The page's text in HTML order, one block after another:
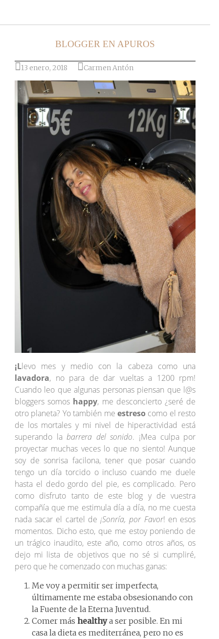
BLOGGER EN APUROS
13 enero, 2018 Carmen Antón
¡Llevo mes y medio con la cabeza como una
lavadora, no para de dar vueltas a 1200 rpm!
Cuando leo que algunas personas piensan que l@s
bloggers somos happy, me desconcierto ¿seré de
otro planeta? Yo también me estreso como el resto
de los mortales y mi nivel de hiperactividad está
superando labarrera del sonido. ¡Mea culpa por
proyectar muchas veces lo que no siento! Aunque
soy de sonrisa facilona, tener que posar cuando
tengo un día torcido o incluso cuando me duele
hasta el dedo gordo del pie, es complicado. Pero
como disfruto tanto de este blog y de vuestra
compañía que me estimula día a día, no me cuesta
nada sacar el cartel de¡Sonría, por Favor! en esos
momentos. Dicho esto, que me estoy poniendo de
un trágico inaudito, este año, como otros años, os
dejo mi lista de objetivos que no sé si cumpliré,
pero que he comenzado con muchas ganas:
Me voy a permitir ser imperfecta,
últimamente me estaba obsesionando con
la Fuente de la Eterna Juventud.
Comer más healthya ser posible. En mi
casa la dieta es mediterránea, pero no es